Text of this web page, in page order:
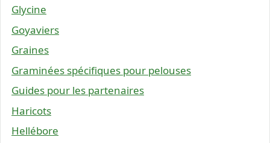
Glycine
Goyaviers
Graines
Graminées spécifiques pour pelouses
Guides pour les partenaires
Haricots
Hellébore